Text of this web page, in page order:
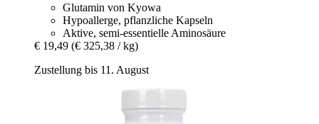
Glutamin von Kyowa
Hypoallerge, pflanzliche Kapseln
Aktive, semi-essentielle Aminosäure
€ 19,49 (€ 325,38 / kg)
Zustellung bis 11. August